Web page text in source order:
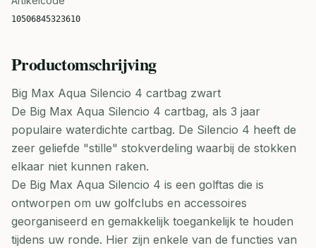
10506845323610
Productomschrijving
Big Max Aqua Silencio 4 cartbag zwart
De Big Max Aqua Silencio 4 cartbag, als 3 jaar
populaire waterdichte cartbag. De Silencio 4 heeft de
zeer geliefde "stille" stokverdeling waarbij de stokken
elkaar niet kunnen raken.
De Big Max Aqua Silencio 4 is een golftas die is
ontworpen om uw golfclubs en accessoires
georganiseerd en gemakkelijk toegankelijk te houden
tijdens uw ronde. Hier zijn enkele van de functies van